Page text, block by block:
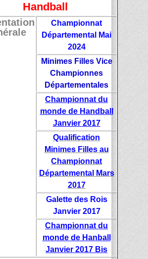
Handball
Championnat
Départemental Mai
2024
Minimes Filles Vice
Championnes
Départementales
Championnat du
monde de Handball
Janvier 2017
Qualification
Minimes Filles au
Championnat
Départemental Mars
2017
Galette des Rois
Janvier 2017
Championnat du
monde de Hanball
Janvier 2017 Bis